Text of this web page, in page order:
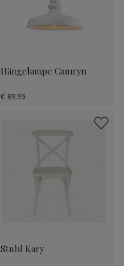
Hängelampe Camryn
€ 89,95
Stuhl Kary